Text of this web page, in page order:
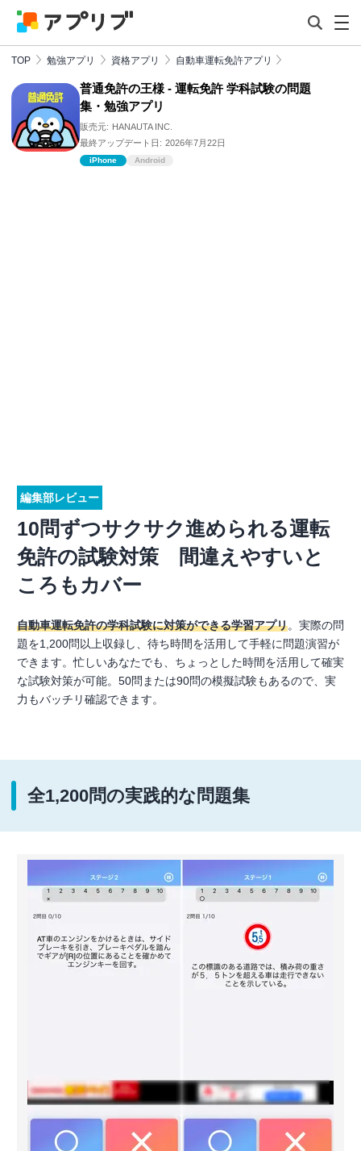
TOP 勉強アプリ 資格アプリ 自動車運転免許アプリ
普通免許の王様 - 運転免許 学科試験の問題
集・勉強アプリ
販売元: HANAUTA INC.
最終アップデート日: 2026年7月22日
iPhone Android
編集部レビュー
10問ずつサクサク進められる運転
免許の試験対策 間違えやすいと
ころもカバー
自動車運転免許の学科試験に対策ができる学習アプリ。実際の問
題を1,200問以上収録し、待ち時間を活用して手軽に問題演習が
できます。忙しいあなたでも、ちょっとした時間を活用して確実
な試験対策が可能。50問または90問の模擬試験もあるので、実
力もバッチリ確認できます。
全1,200問の実践的な問題集